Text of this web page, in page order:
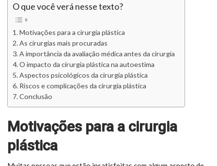
O que você verá nesse texto?
Motivações para a cirurgia plástica
As cirurgias mais procuradas
A importância da avaliação médica antes da cirurgia
O impacto da cirurgia plástica na autoestima
Aspectos psicológicos da cirurgia plástica
Riscos e complicações da cirurgia plástica
Conclusão
Motivações para a cirurgia
plástica